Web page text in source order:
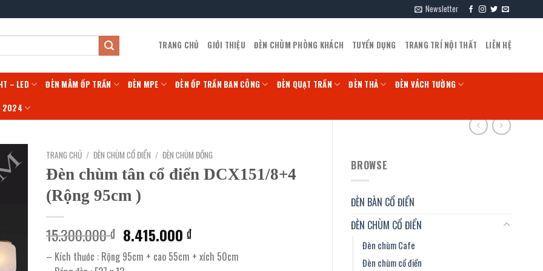
Newsletter
TRANG CHỦ GIỚI THIỆU ĐÈN CHÙM PHÒNG KHÁCH TUYỂN DỤNG TRANG TRÍ NỘI THẤT LIÊN HỆ
– LED ĐÈN MÂM ỐP TRẦN ĐÈN MPE ĐÈN ỐP TRẦN BAN CÔNG ĐÈN QUẠT TRẦN ĐÈN THẢ ĐÈN VÁCH TƯỜNG
2024
BROWSE
ĐÈN BÀN CỔ ĐIỂN
ĐÈN CHÙM CỔ ĐIỂN
Đèn chùm Cafe
Đèn chùm cổ điển
TRANG CHỦ / ĐÈN CHÙM CỔ ĐIỂN / ĐÈN CHÙM ĐỒNG
Đèn chùm tân cổ điển DCX151/8+4
(Rộng 95cm )
15.300.000₫ Giá
gốc
là:
8.415.000₫Giá
hiện
tại
– Kích thước : Rộng 95cm + cao 55cm + xích 50cm